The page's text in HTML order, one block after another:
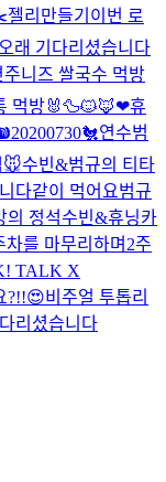
젤리만들기 이번 로
오래 기다리셨습니다
주니즈 쌀국수 먹방
먹방🐰🦆🐱🦊❤휴
20200730🐔연수범
🐭수빈&범규의 티타
다같이 먹어요범규
의 정석수빈&휴닝카
차를 마무리하며 2주
TALK X
?!!😍비주얼 투톱리
리셨습니다